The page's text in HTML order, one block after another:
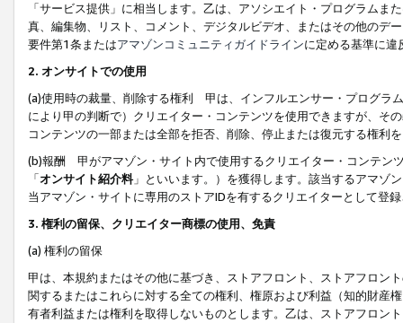
「サービス提供」に相当します。乙は、アソシエイト・プログラム
真、編集物、リスト、コメント、デジタルビデオ、またはその他のデ
要件第1条またはアマゾンコミュニティガイドラインに定める基準に違
2. オンサイトでの使用
(a)使用時の裁量、削除する権利 甲は、インフルエンサー・プログラ
により甲の判断で）クリエイター・コンテンツを使用できますが、そ
コンテンツの一部または全部を拒否、削除、停止または復元する権利
(b)報酬 甲がアマゾン・サイト内で使用するクリエイター・コンテン
「オンサイト紹介料」といいます。）を獲得します。該当するアマゾ
当アマゾン・サイトに専用のストアIDを有するクリエイターとして登
3. 権利の留保、クリエイター商標の使用、免責
(a) 権利の留保
甲は、本規約またはその他に基づき、ストアフロント、ストアフロン
関するまたはこれらに対する全ての権利、権原および利益（知的財産
有者利益または権利を取得しないものとします。乙は、ストアフロン